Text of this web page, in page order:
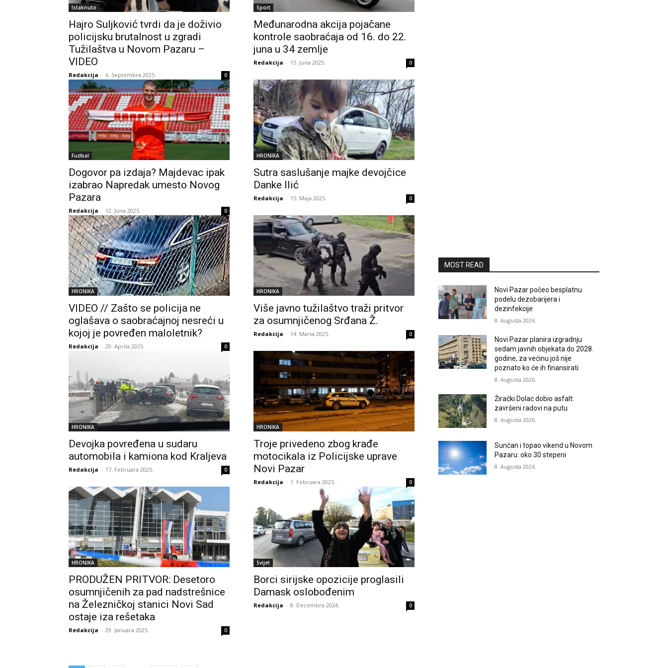
Istaknuto
Hajro Suljković tvrdi da je doživio
policijsku brutalnost u zgradi
Tužilaštva u Novom Pazaru –
VIDEO
Redakcija - 6. Septembra 2025. 0
Sport
Međunarodna akcija pojačane
kontrole saobraćaja od 16. do 22.
juna u 34 zemlje
Redakcija - 15. Juna 2025. 0
Fudbal
Dogovor pa izdaja? Majdevac ipak
izabrao Napredak umesto Novog
Pazara
Redakcija - 12. Juna 2025. 0
HRONIKA
Sutra saslušanje majke devojčice
Danke Ilić
Redakcija - 15. Maja 2025. 0
HRONIKA
VIDEO // Zašto se policija ne
oglašava o saobraćajnoj nesreći u
kojoj je povređen maloletnik?
Redakcija - 20. Aprila 2025. 0
HRONIKA
Više javno tužilaštvo traži pritvor
za osumnjičenog Srđana Ž.
Redakcija - 14. Marta 2025. 0
HRONIKA
Devojka povređena u sudaru
automobila i kamiona kod Kraljeva
Redakcija - 17. Februara 2025. 0
HRONIKA
Troje privedeno zbog krađe
motocikala iz Policijske uprave
Novi Pazar
Redakcija - 1. Februara 2025. 0
HRONIKA
PRODUŽEN PRITVOR: Desetoro
osumnjičenih za pad nadstrešnice
na Železničkoj stanici Novi Sad
ostaje iza rešetaka
Redakcija - 29. Januara 2025. 0
Svijet
Borci sirijske opozicije proglasili
Damask oslobođenim
Redakcija - 8. Decembra 2024. 0
MOST READ
Novi Pazar počeo besplatnu
podelu dezobarijera i
dezinfekcije
8. Augusta 2026.
Novi Pazar planira izgradnju
sedam javnih objekata do 2028.
godine, za većinu još nije
poznato ko će ih finansirati
8. Augusta 2026.
Žirački Dolac dobio asfalt:
završeni radovi na putu
8. Augusta 2026.
Sunčan i topao vikend u Novom
Pazaru: oko 30 stepeni
8. Augusta 2026.